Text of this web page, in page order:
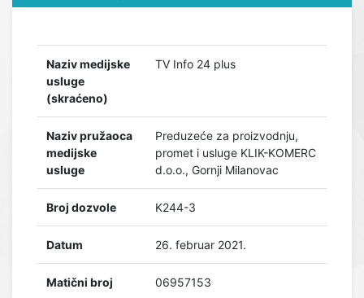
Naziv medijske
usluge
(skraćeno)
TV Info 24 plus
Naziv pružaoca
medijske
usluge
Preduzeće za proizvodnju,
promet i usluge KLIK-KOMERC
d.o.o., Gornji Milanovac
Broj dozvole K244-3
Datum 26. februar 2021.
Matični broj 06957153